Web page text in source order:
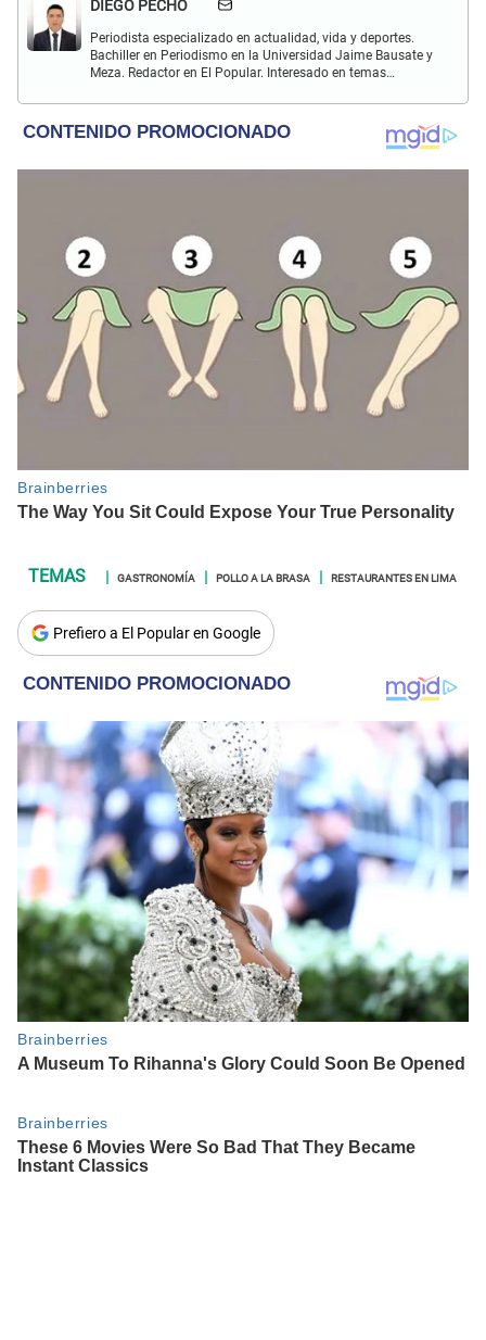
DIEGO PECHO
Periodista especializado en actualidad, vida y deportes.
Bachiller en Periodismo en la Universidad Jaime Bausate y
Meza. Redactor en El Popular. Interesado en temas
internacional, trucos caseros y educación.
GASTRONOMÍA POLLO A LA BRASA RESTAURANTES EN LIMA
Prefiero a El Popular en Google